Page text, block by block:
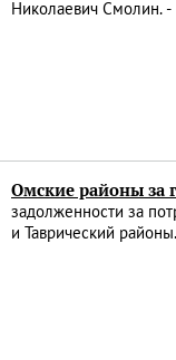
Николаевич Смолин.
Омские районы за
задолженности за
и Таврический